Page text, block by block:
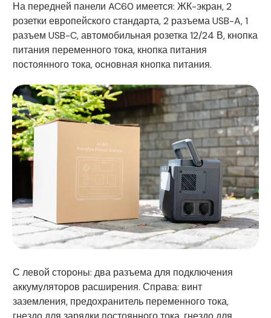
На передней панели AC60 имеется: ЖК-экран, 2
розетки европейского стандарта, 2 разъема USB-A, 1
разъем USB-C, автомобильная розетка 12/24 В, кнопка
питания переменного тока, кнопка питания
постоянного тока, основная кнопка питания.
С левой стороны: два разъема для подключения
аккумуляторов расширения. Справа: винт
заземления, предохранитель переменного тока,